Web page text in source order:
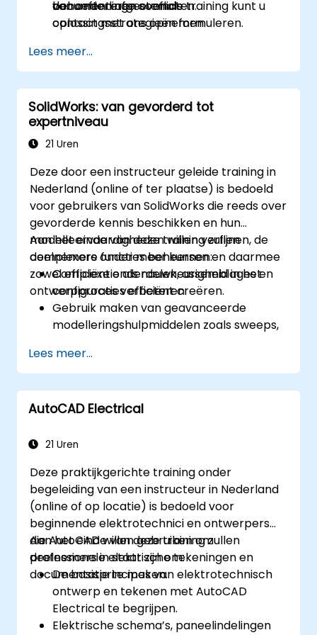
documenteren evenals
oplossingsstrategieën formuleren.
van onderlinge conflicten.
behoeften afgestemde training kunt u
contact met ons opnemen.
Lees meer...
SolidWorks: van gevorderd tot
expertniveau
21 Uren
Deze door een instructeur geleide training in
Nederland (online of ter plaatse) is bedoeld
voor gebruikers van SolidWorks die reeds over
gevorderde kennis beschikken en hun
modelleervaardigheden willen verfijnen, de
complexere functies beheersen en daarmee
zowel efficiëntie als nauwkeurigheid in het
ontwerpproces verbeteren.
Aan het einde van deze training zullen
deelnemers onder meer kunnen:
Complexe onderdelen, assemblages en
configuraties efficiënt creëren.
Gebruik maken van geavanceerde
modelleringshulpmiddelen zoals sweeps,
Ondersteund worden bij het gebruik van
ontwerptabellen, vergelijkingen en
parametrische controles.
Simulaties uitvoeren om ontwerpen te
Lees meer...
AutoCAD Electrical
21 Uren
Deze praktijkgerichte training onder
begeleiding van een instructeur in Nederland
(online of op locatie) is bedoeld voor
beginnende elektrotechnici en ontwerpers
die AutoCAD willen gebruiken om
professionele elektrische tekeningen en
documentatie te maken.
Aan het einde van deze training zullen
deelnemers in staat zijn om:
De basisprincipes van elektrotechnisch
ontwerp en tekenen met AutoCAD
Electrical te begrijpen.
Elektrische schema’s, paneelindelingen